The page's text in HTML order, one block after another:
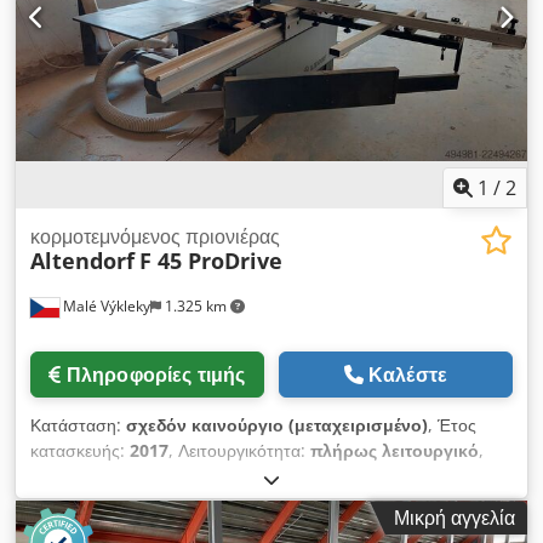
κοπή με επιπλέον περιθώριο • Υπολογιστική λειτουργία με
μεταφορά του αποτελ
1 /2
Malé Výkleky 1.325 km
κορμοτεμνόμενος πριονιέρας
Altendorf F 45 ProDrive
Πληροφορίες τιμής Καλέστε
Κατάσταση: σχεδόν καινούργιο (μεταχειρισμένο), Έτος
κατασκευής: 2017, Λειτουργικότητα: πλήρως λειτουργικό,
, Πωλείται πριονοκορδέλα
διαμόρφωσης ALTENDORF, τύπου F45 ProDrive. Το μηχάνημα
είναι σε άριστη κατάσταση και συνιστάται να το δείτε από
Μικρή αγγελία